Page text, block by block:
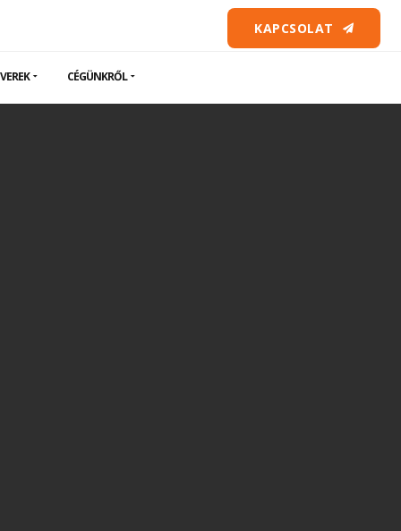
KAPCSOLAT
CÉGÜNKRŐL